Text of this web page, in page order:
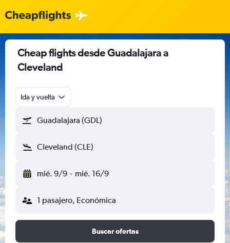
Cheap flights desde Guadalajara a
Cleveland
Ida y vuelta
Guadalajara (GDL)
Cleveland (CLE)
mié. 9/9 - mié. 16/9
1 pasajero, Económica
Buscar ofertas